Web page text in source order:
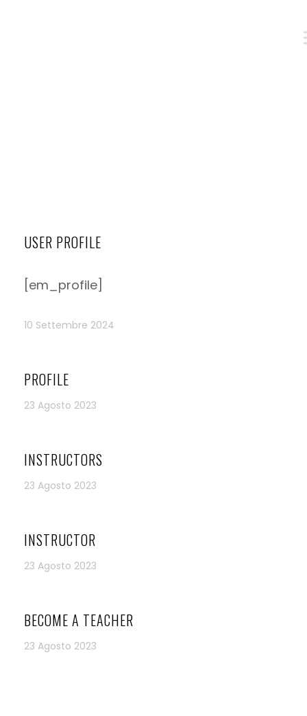
USER PROFILE
[em_profile]
10 Settembre 2024
PROFILE
23 Agosto 2023
INSTRUCTORS
23 Agosto 2023
INSTRUCTOR
23 Agosto 2023
BECOME A TEACHER
23 Agosto 2023